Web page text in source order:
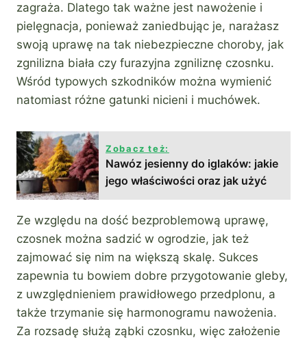
zagraża. Dlatego tak ważne jest nawożenie i
pielęgnacja, ponieważ zaniedbując je, narażasz
swoją uprawę na tak niebezpieczne choroby, jak
zgnilizna biała czy furazyjna zgniliznę czosnku.
Wśród typowych szkodników można wymienić
natomiast różne gatunki nicieni i muchówek.
Zobacz też:
Nawóz jesienny do iglaków: jakie
jego właściwości oraz jak użyć
Ze względu na dość bezproblemową uprawę,
czosnek można sadzić w ogrodzie, jak też
zajmować się nim na większą skalę. Sukces
zapewnia tu bowiem dobre przygotowanie gleby,
z uwzględnieniem prawidłowego przedplonu, a
także trzymanie się harmonogramu nawożenia.
Za rozsadę służą ząbki czosnku, więc założenie